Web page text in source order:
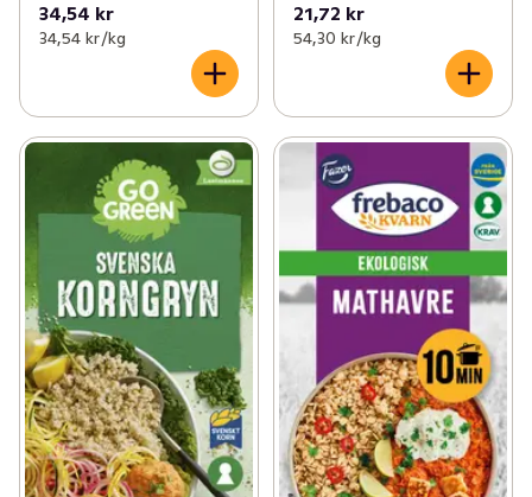
34,54 kr
34,54 kr /kg
21,72 kr
54,30 kr /kg